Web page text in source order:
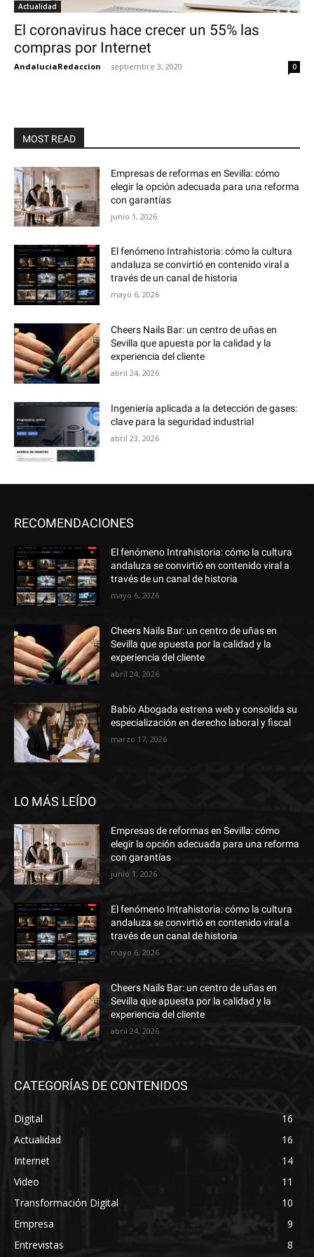
Actualidad
El coronavirus hace crecer un 55% las
compras por Internet
AndaluciaRedaccion - septiembre 3, 2020 0
MOST READ
Empresas de reformas en Sevilla: cómo
elegir la opción adecuada para una reforma
con garantías
junio 1, 2026
El fenómeno Intrahistoria: cómo la cultura
andaluza se convirtió en contenido viral a
través de un canal de historia
mayo 6, 2026
Cheers Nails Bar: un centro de uñas en
Sevilla que apuesta por la calidad y la
experiencia del cliente
abril 24, 2026
Ingeniería aplicada a la detección de gases:
clave para la seguridad industrial
abril 23, 2026
RECOMENDACIONES
El fenómeno Intrahistoria: cómo la cultura
andaluza se convirtió en contenido viral a
través de un canal de historia
mayo 6, 2026
Cheers Nails Bar: un centro de uñas en
Sevilla que apuesta por la calidad y la
experiencia del cliente
abril 24, 2026
Babío Abogada estrena web y consolida su
especialización en derecho laboral y fiscal
marzo 17, 2026
LO MÁS LEÍDO
Empresas de reformas en Sevilla: cómo
elegir la opción adecuada para una reforma
con garantías
junio 1, 2026
El fenómeno Intrahistoria: cómo la cultura
andaluza se convirtió en contenido viral a
través de un canal de historia
mayo 6, 2026
Cheers Nails Bar: un centro de uñas en
Sevilla que apuesta por la calidad y la
experiencia del cliente
abril 24, 2026
CATEGORÍAS DE CONTENIDOS
Digital
16
Actualidad
16
Internet
14
Video
11
Transformación Digital
10
Empresa
9
Entrevistas
8